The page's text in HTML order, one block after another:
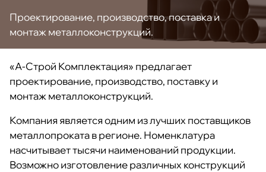
Проектирование, производство, поставка и
монтаж металлоконструкций.
«А-Строй Комплектация» предлагает
проектирование, производство, поставку и
монтаж металлоконструкций.
Компания является одним из лучших поставщиков
металлопроката в регионе. Номенклатура
насчитывает тысячи наименований продукции.
Возможно изготовление различных конструкций